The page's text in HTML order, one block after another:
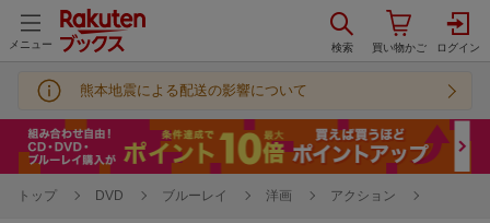
メニュー
熊本地震による配送の影響について
トップ DVD ブルーレイ 洋画 アクション